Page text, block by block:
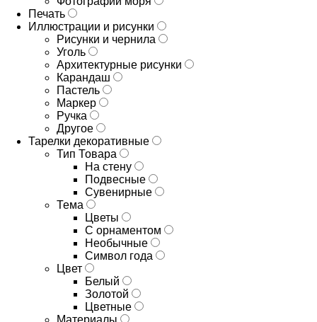
Печать
Иллюстрации и рисунки
Рисунки и чернила
Уголь
Архитектурные рисунки
Карандаш
Пастель
Маркер
Ручка
Другое
Тарелки декоративные
Тип Товара
На стену
Подвесные
Сувенирные
Тема
Цветы
С орнаментом
Необычные
Символ года
Цвет
Белый
Золотой
Цветные
Материалы